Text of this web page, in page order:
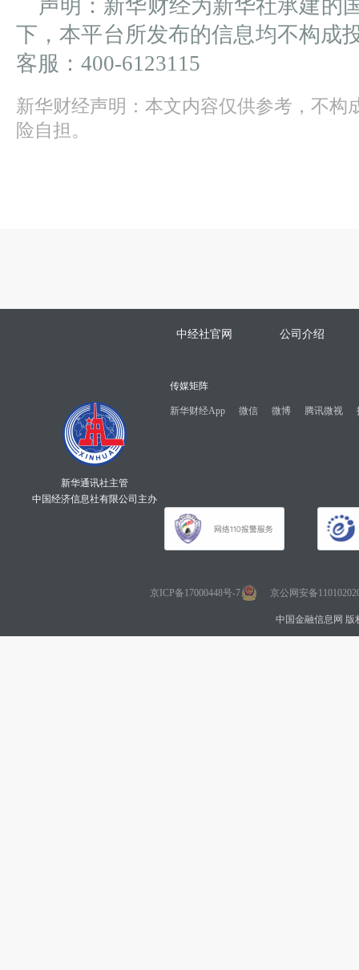
声明：新华财经为新华社承建的
下，本平台所发布的信息均不构成
客服：400-6123115
新华财经声明：本文内容仅供参考，不构
险自担。
中经社官网 公司介绍
新华通讯社主管
中国经济信息社有限公司主办
传媒矩阵
新华财经App 微信 微博 腾讯微视
京ICP备17000448号-7 京公网安备
中国金融信息网 版